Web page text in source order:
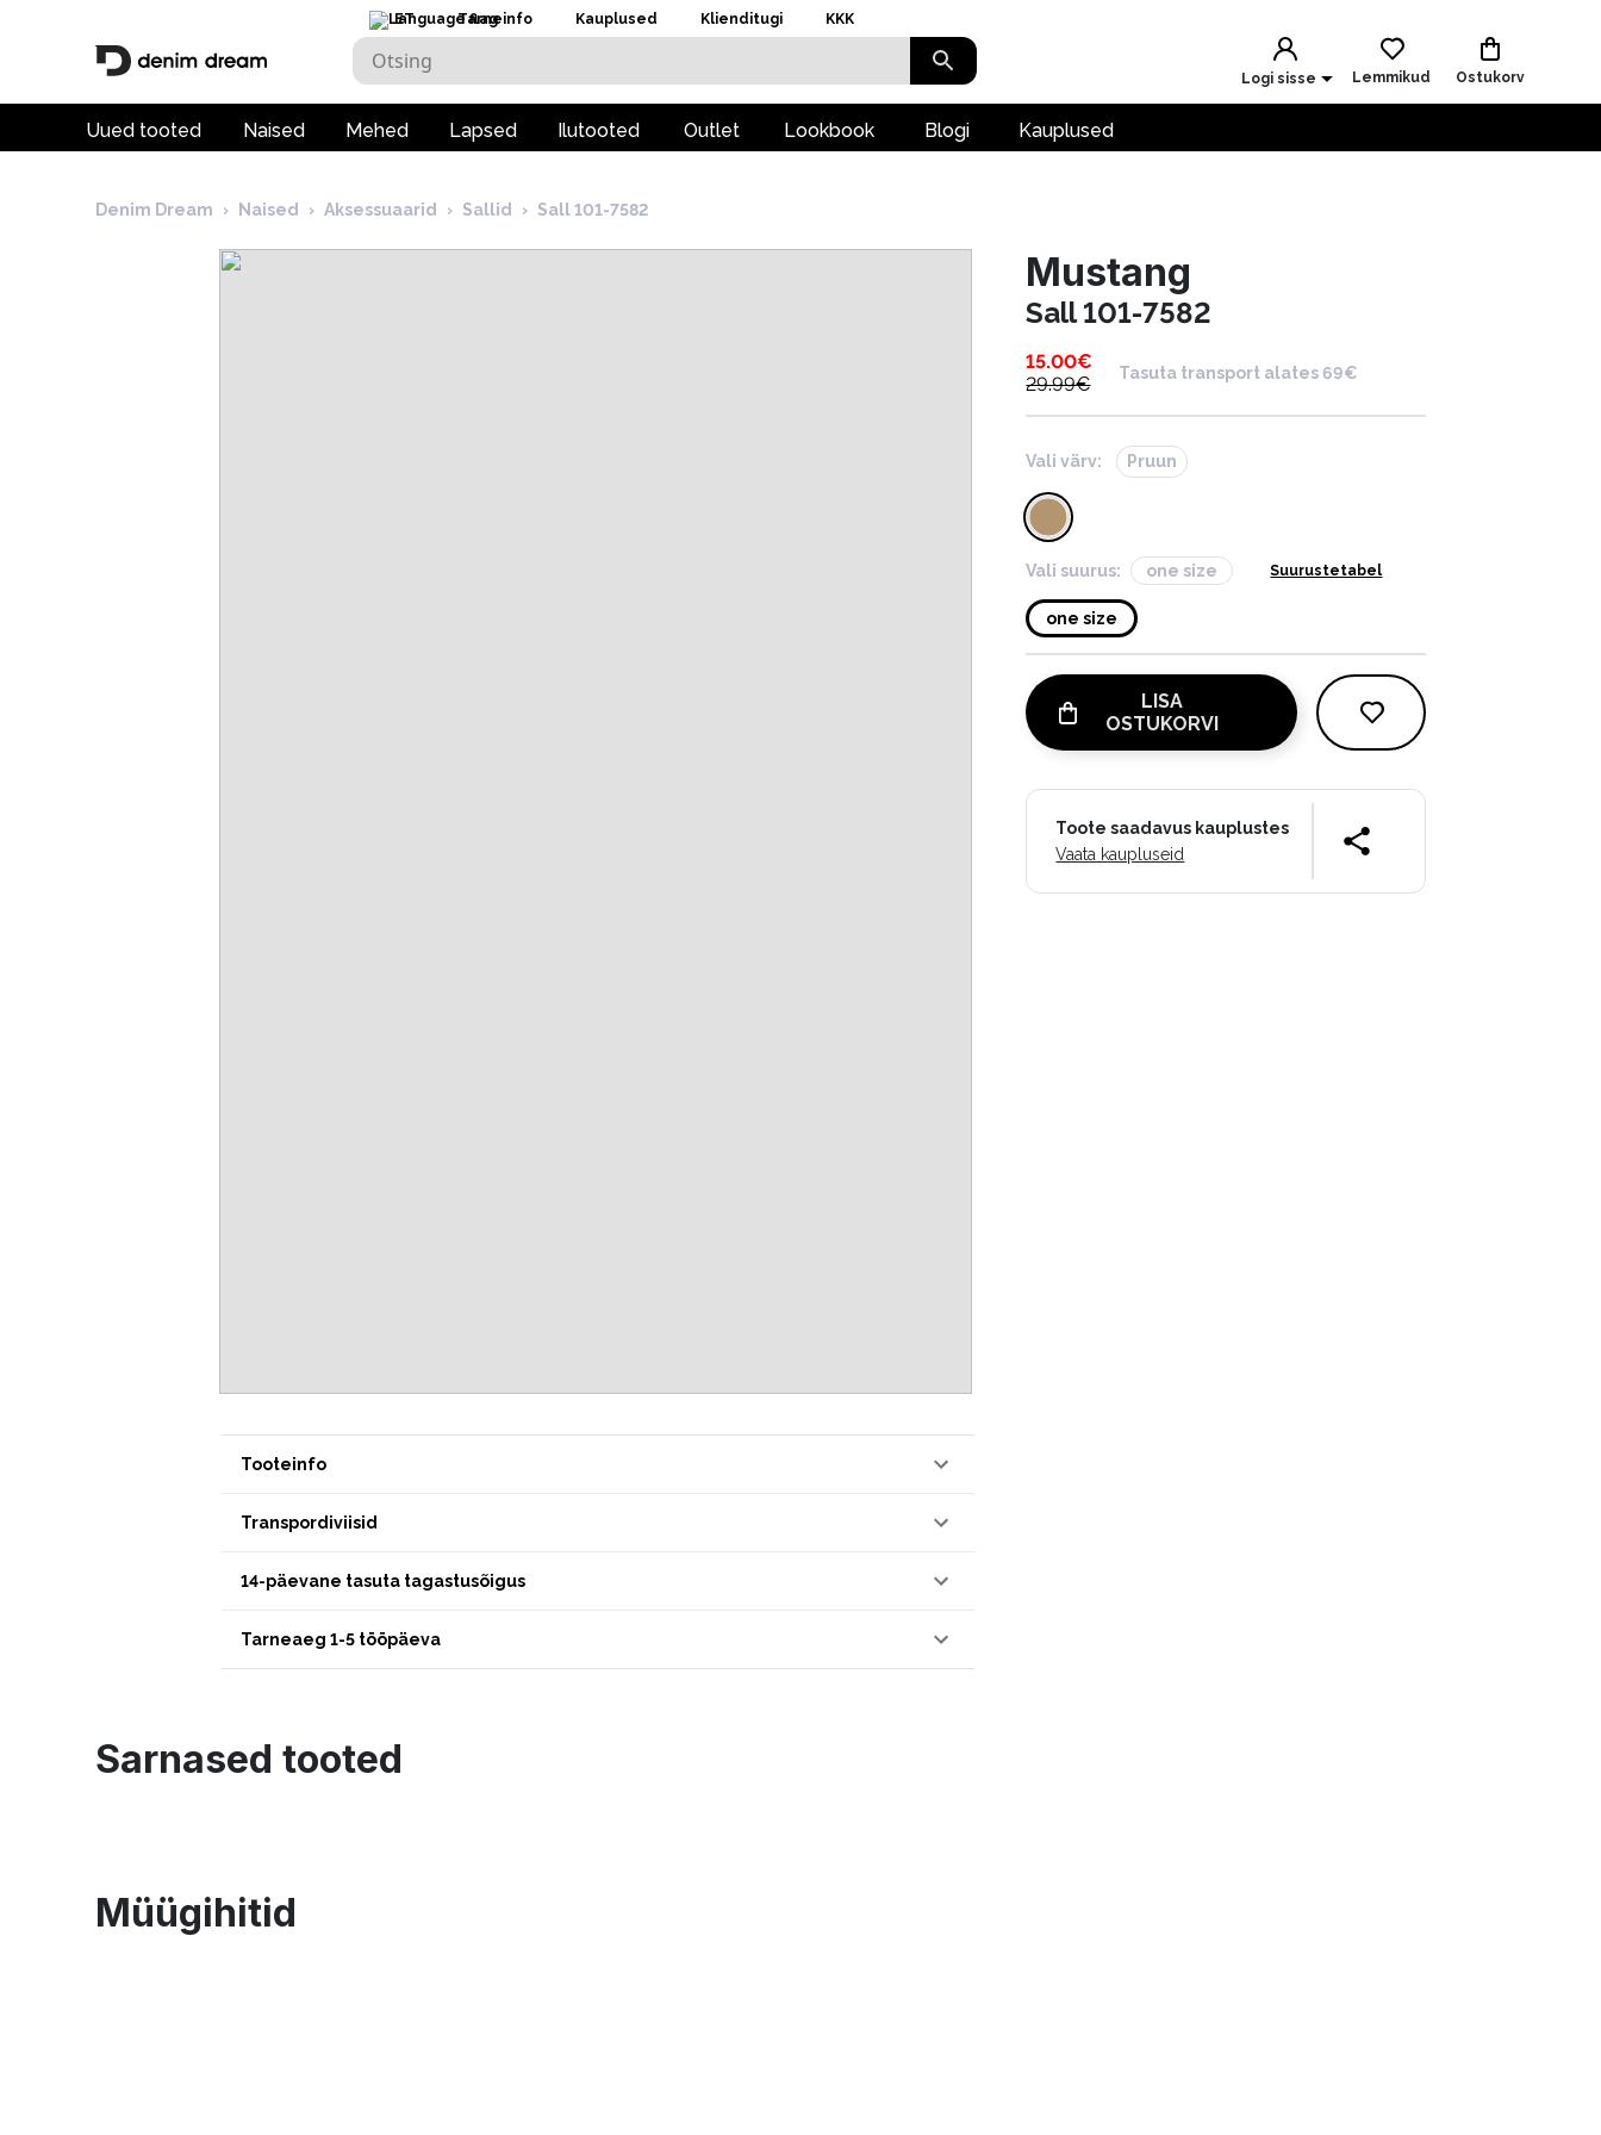
ET Tarneinfo Kauplused Klienditugi KKK
Logi sisse Lemmikud Ostukorv
Uued tooted Naised Mehed Lapsed Ilutooted Outlet Lookbook Blogi Kauplused
Denim Dream › Naised › Aksessuaarid › Sallid › Sall 101-7582
Tooteinfo
Transpordiviisid
14-päevane tasuta tagastusõigus
Tarneaeg 1-5 tööpäeva
Mustang
Sall 101-7582
15.00€
29.99€
Tasuta transport alates 69€
Vali värv: Pruun
Vali suurus: one size Suurustetabel
one size
LISA
OSTUKORVI
Toote saadavus kauplustes
Vaata kaupluseid
Sarnased tooted
Müügihitid